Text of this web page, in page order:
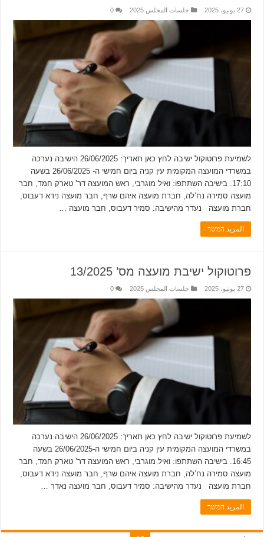
27 يونيو، 2025 جلسات المجلس 2025 0
לשמיעת פרוטוקול ישיבה לחץ כאן תאריך: 26/06/2025 הישיבה נערכה
במשרדי המועצה המקומית עין קניה ביום חמישי ה- 26/06/2025 בשעה
17:10. בישיבה השתתפו: ואיל מוגרבי, ראש המועצה דר’ טארק חמד, חבר
מועצה סמירה נח’לה, חברת מועצה איהם שרף, חבר מועצה נידא דעבוס,
חברת מועצה נעדר מהישיבה: סמיר דעבוס, חבר מועצה …
المزيد המשך
פרוטוקול ישיבת מועצה מס’ 13/2025
27 يونيو، 2025 جلسات المجلس 2025 0
לשמיעת פרוטוקול ישיבה לחץ כאן תאריך: 26/06/2025 הישיבה נערכה
במשרדי המועצה המקומית עין קניה ביום חמישי ה-26/06/2025 בשעה
16:45. בישיבה השתתפו: ואיל מוגרבי, ראש המועצה דר’ טארק חמד, חבר
מועצה סמירה נח’לה, חברת מועצה איהם שרף, חבר מועצה נידא דעבוס,
חברת מועצה נעדר מהישיבה: סמיר דעבוס, חבר מועצה נאדר …
المزيد המשך